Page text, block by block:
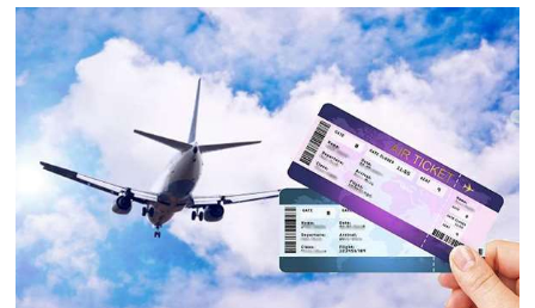
tận
tâm